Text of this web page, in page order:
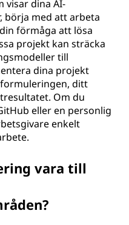
visar dina AI-
med att arbeta
förmåga att lösa
projekt kan sträcka
till
dina projekt
ditt
Om du
eller en personlig
enkelt
vara till